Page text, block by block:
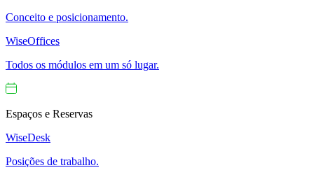
Conceito e posicionamento.
WiseOffices
Todos os módulos em um só lugar.
Espaços e Reservas
WiseDesk
Posições de trabalho.